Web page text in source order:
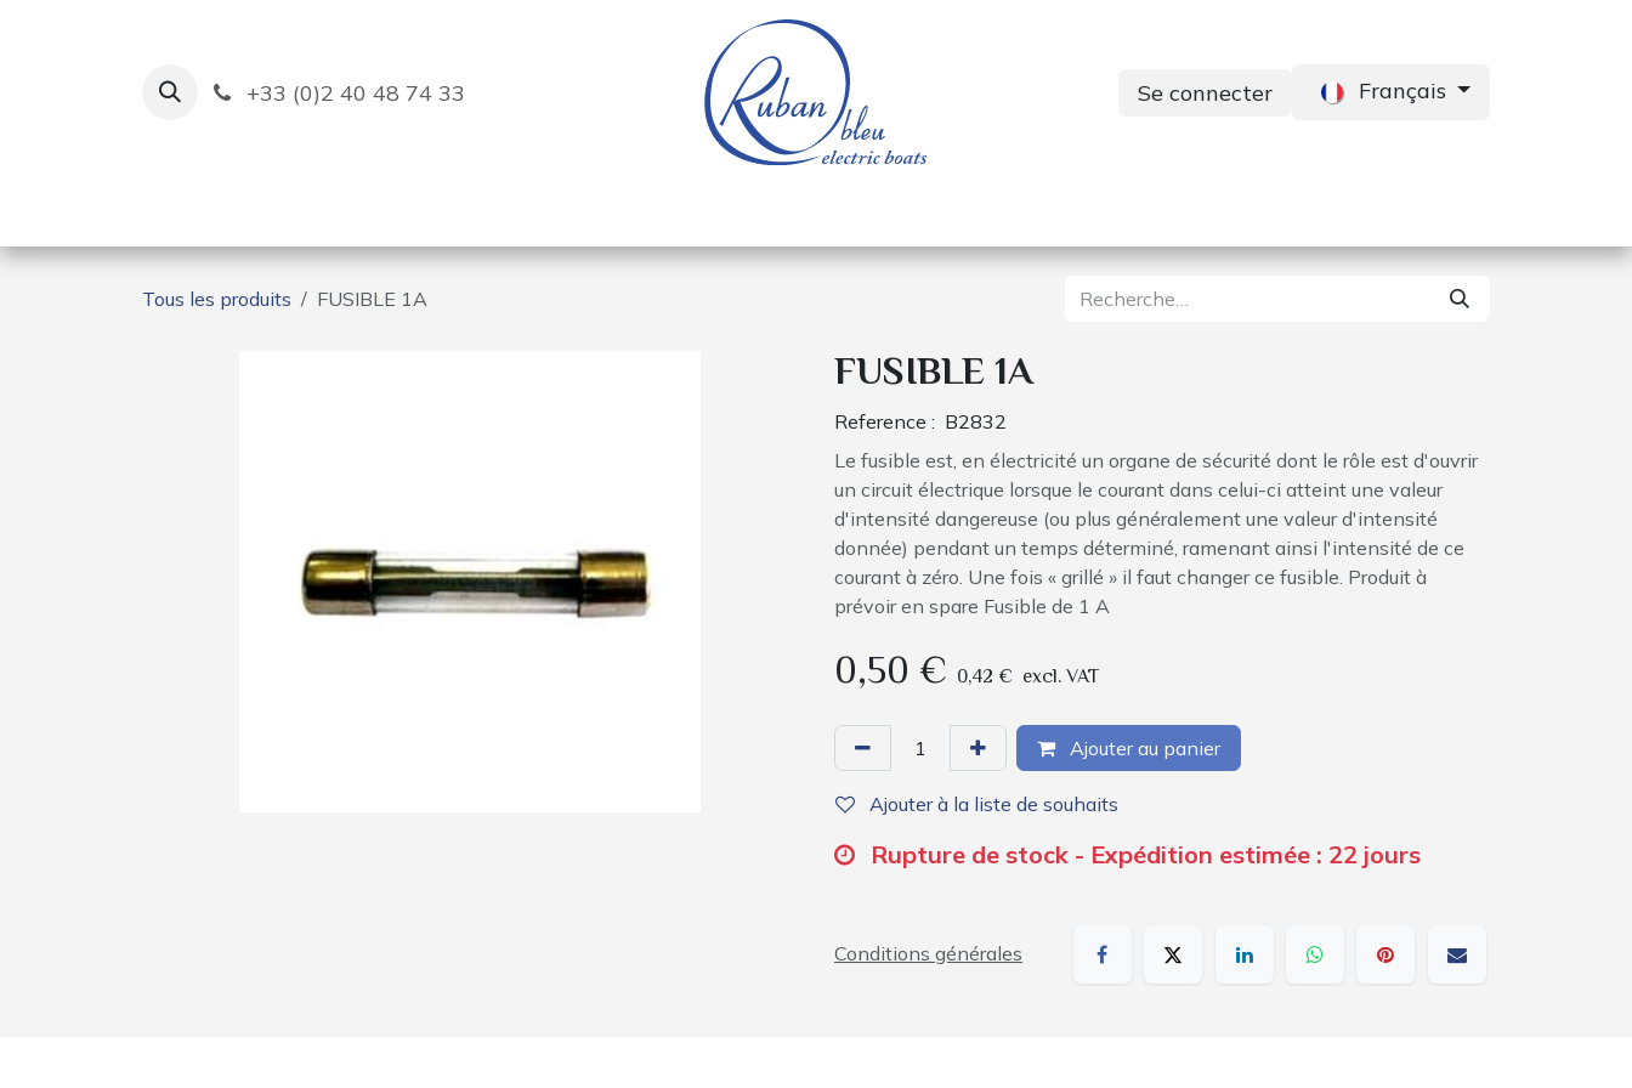
+33 (0)2 40 48 74 33 Se connecter Français
Tous les produits FUSIBLE 1A
FUSIBLE 1A
Reference : B2832
Le fusible est, en électricité un organe de sécurité dont le rôle est d'ouvrir
un circuit électrique lorsque le courant dans celui-ci atteint une valeur
d'intensité dangereuse (ou plus généralement une valeur d'intensité
donnée) pendant un temps déterminé, ramenant ainsi l'intensité de ce
courant à zéro. Une fois « grillé » il faut changer ce fusible. Produit à
prévoir en spare Fusible de 1 A
0,50 € 0,42 € excl. VAT
Ajouter au panier
Ajouter à la liste de souhaits
Rupture de stock - Expédition estimée : 22 jours
Conditions générales